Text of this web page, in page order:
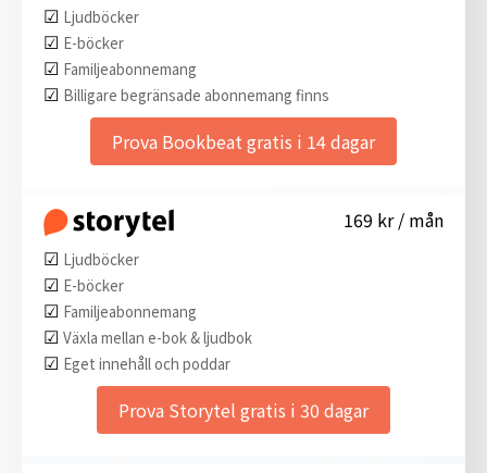
☑︎ Ljudböcker
☑︎ E-böcker
☑︎ Familjeabonnemang
☑︎ Billigare begränsade abonnemang finns
Prova Bookbeat gratis i 14 dagar
169 kr / mån
☑︎ Ljudböcker
☑︎ E-böcker
☑︎ Familjeabonnemang
☑︎ Växla mellan e-bok & ljudbok
☑︎ Eget innehåll och poddar
Prova Storytel gratis i 30 dagar